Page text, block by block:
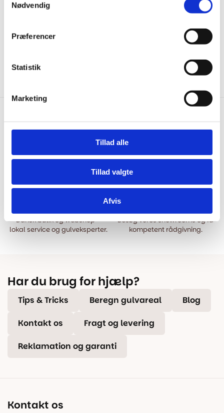
Nødvendig
Præferencer
Statistik
Marketing
Tillad alle
Tillad valgte
Afvis
Tæppefliser - Hercula Grå
Tæppefliser - Spectra
Vi har Danmarks billigste priser
Bestil inden kl. 15.00 – vi
Dansk butik og webshop –
lokal service og gulveksperter.
Besøg vores showrooms og få
kompetent rådgivning.
Har du brug for hjælp?
Tips & Tricks Beregn gulvareal Blog
Kontakt os Fragt og levering
Reklamation og garanti
Kontakt os